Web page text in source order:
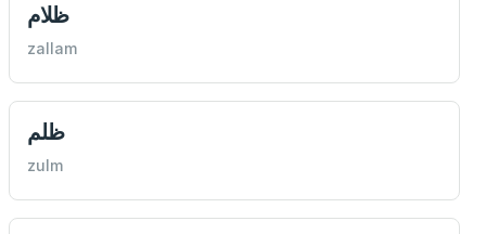
ظلام
zallam
ظلم
zulm